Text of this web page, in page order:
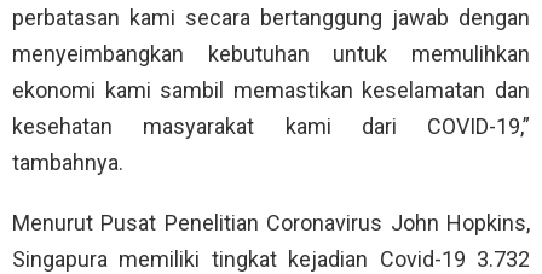
perbatasan kami secara bertanggung jawab dengan
menyeimbangkan kebutuhan untuk memulihkan
ekonomi kami sambil memastikan keselamatan dan
kesehatan masyarakat kami dari COVID-19,”
tambahnya.
Menurut Pusat Penelitian Coronavirus John Hopkins,
Singapura memiliki tingkat kejadian Covid-19 3.732